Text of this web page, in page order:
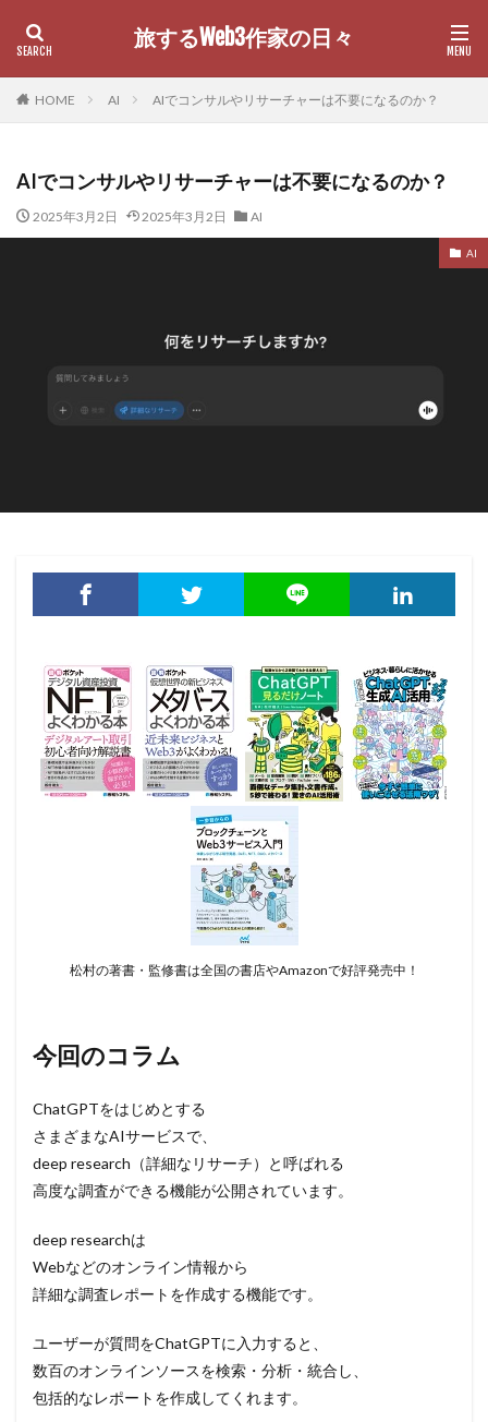
旅するWeb3作家の日々
HOME AI AIでコンサルやリサーチャーは不要になるのか？
AIでコンサルやリサーチャーは不要になるのか？
2025年3月2日 2025年3月2日 AI
AI
松村の著書・監修書は全国の書店やAmazonで好評発売中！
今回のコラム
ChatGPTをはじめとする
さまざまなAIサービスで、
deep research（詳細なリサーチ）と呼ばれる
高度な調査ができる機能が公開されています。
deep researchは
Webなどのオンライン情報から
詳細な調査レポートを作成する機能です。
ユーザーが質問をChatGPTに入力すると、
数百のオンラインソースを検索・分析・統合し、
包括的なレポートを作成してくれます。
検索